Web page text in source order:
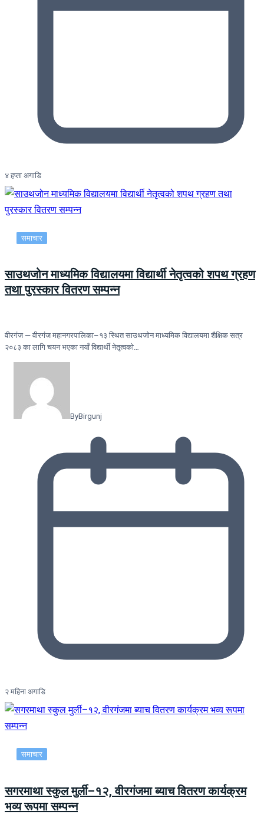
४ हप्ता अगाडि
समाचार
साउथजोन माध्यमिक विद्यालयमा विद्यार्थी नेतृत्वको शपथ ग्रहण
तथा पुरस्कार वितरण सम्पन्न
वीरगंज — वीरगंज महानगरपालिका–१३ स्थित साउथजोन माध्यमिक विद्यालयमा शैक्षिक सत्र
२०८३ का लागि चयन भएका नयाँ विद्यार्थी नेतृत्वको…
ByBirgunj
२ महिना अगाडि
समाचार
सगरमाथा स्कुल मुर्ली–१२, वीरगंजमा ब्याच वितरण कार्यक्रम
भव्य रूपमा सम्पन्न